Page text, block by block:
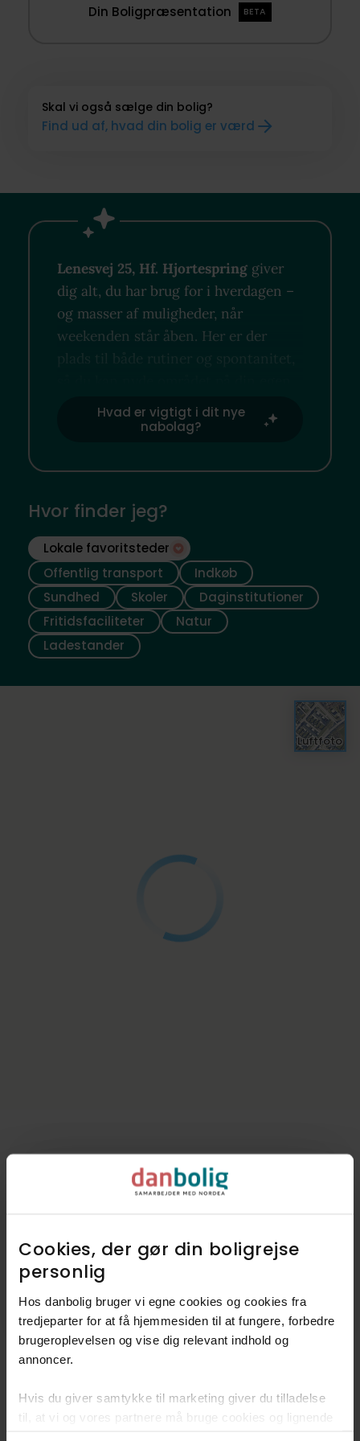
Cookies, der gør din boligrejse
personlig​
Hos danbolig bruger vi egne cookies og cookies fra
tredjeparter for at få hjemmesiden til at fungere, forbedre
brugeroplevelsen og vise dig relevant indhold og
annoncer.​
Hvis du giver samtykke til marketing giver du tilladelse
til, at vi og vores partnere må bruge cookies og lignende
Din Boligpræsentation BETA
Skal vi også sælge din bolig?
Find ud af, hvad din bolig er værd
Lenesvej 25, Hf. Hjortespring giver
dig alt, du har brug for i hverdagen –
og masser af muligheder, når
weekenden står åben. Her er der
plads til både rutiner og spontanitet,
Hvad er vigtigt i dit nye
nabolag?
Hvor finder jeg?
Lokale favoritsteder
Offentlig transport
Indkøb
Sundhed
Skoler
Daginstitutioner
Fritidsfaciliteter
Natur
Ladestander
Luftfoto
Kommunen i tal
Skatteprocent
23,7%
Grundskyld
Kirkeskat
0,8%
Boligen ligger i